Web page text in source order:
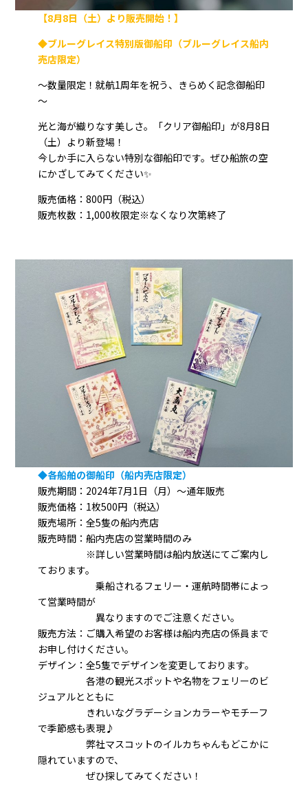
【8月8日（土）より販売開始！】
◆ブルーグレイス特別版御船印（ブルーグレイス船内
売店限定）
～数量限定！就航1周年を祝う、きらめく記念御船印
～
光と海が織りなす美しさ。「クリア御船印」が8月8日
（土）より新登場！
今しか手に入らない特別な御船印です。ぜひ船旅の空
にかざしてみてください✨
販売価格：800円（税込）
販売枚数：1,000枚限定※なくなり次第終了
◆各船舶の御船印 （船内売店限定）
販売期間：2024年7月1日（月）～通年販売
販売価格：1枚500円（税込）
販売場所：全5隻の船内売店
販売時間：船内売店の営業時間のみ
※詳しい営業時間は船内放送にてご案内し
ております。
乗船されるフェリー・運航時間帯によっ
て営業時間が
異なりますのでご注意ください。
販売方法：ご購入希望のお客様は船内売店の係員まで
お申し付けください。
デザイン：全5隻でデザインを変更しております。
各港の観光スポットや名物をフェリーのビ
ジュアルとともに
きれいなグラデーションカラーやモチーフ
で季節感も表現♪
弊社マスコットのイルカちゃんもどこかに
隠れていますので、
ぜひ探してみてください！